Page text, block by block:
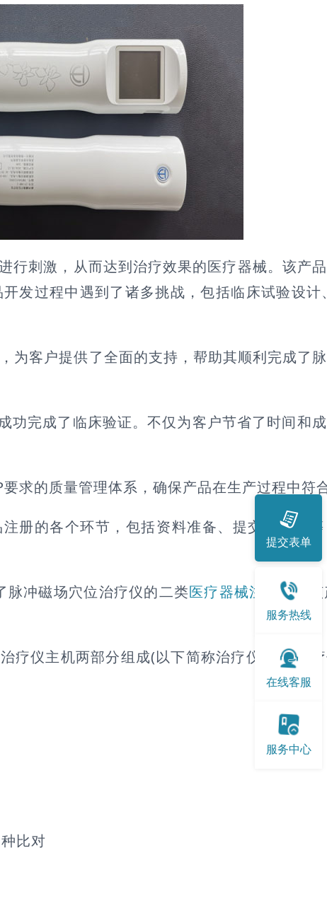
行刺激，从而达到治疗效果的医疗器械。该产
发过程中遇到了诸多挑战，包括临床试验设计
为客户提供了全面的支持，帮助其顺利完成了
功完成了临床验证。不仅为客户节省了时间和
求的质量管理体系，确保产品在生产过程中符
册的各个环节，包括资料准备、提交、审批
脉冲磁场穴位治疗仪的二类医疗器械注册 证。
疗仪主机两部分组成(以下简称治疗仪)，其治
比对
提交表单
服务热线
在线客服
服务中心